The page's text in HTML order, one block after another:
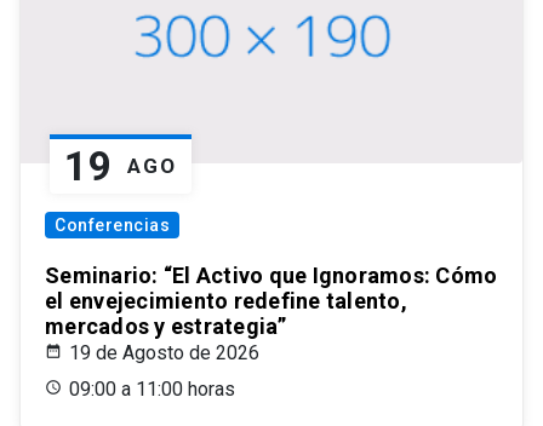
19 AGO
Conferencias
Seminario: “El Activo que Ignoramos: Cómo
el envejecimiento redefine talento,
mercados y estrategia”
19 de Agosto de 2026
09:00 a 11:00 horas